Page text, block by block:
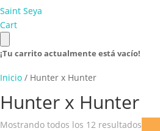
Saint Seya
Cart
¡Tu carrito actualmente está vacío!
Inicio / Hunter x Hunter
Hunter x Hunter
Mostrando todos los 12 resultados